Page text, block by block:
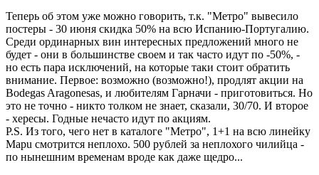
Теперь об этом уже можно говорить, т.к. "Метро" вывесило
постеры - 30 июня скидка 50% на всю Испанию-Португалию.
Среди ординарных вин интересных предложений много не
будет - они в большинстве своем и так часто идут по -50%, -
но есть пара исключений, на которые таки стоит обратить
внимание. Первое: возможно (возможно!), продлят акции на
Bodegas Aragonesas, и любителям Гарначи - приготовиться. Но
это не точно - никто толком не знает, сказали, 30/70. И второе
- хересы. Годные нечасто идут по акциям.
P.S. Из того, чего нет в каталоге "Метро", 1+1 на всю линейку
Mapu смотрится неплохо. 500 рублей за неплохого чилийца -
по нынешним временам вроде как даже щедро...